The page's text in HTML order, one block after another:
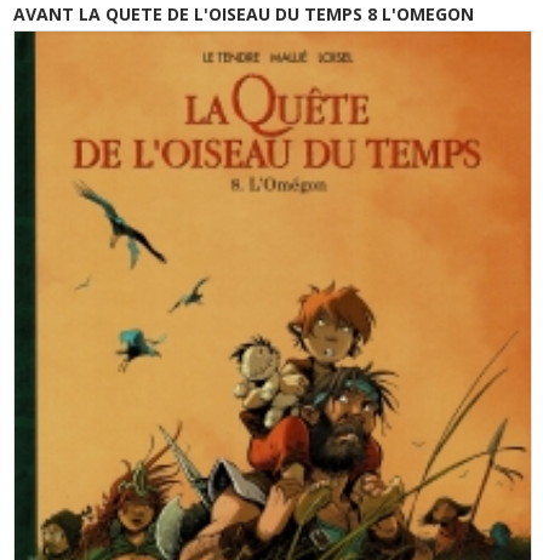
AVANT LA QUETE DE L'OISEAU DU TEMPS 8 L'OMEGON